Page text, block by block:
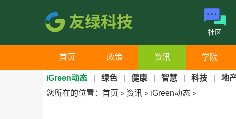
社区
首页 政策 资讯 学院
iGreen动态 | 绿色 | 健康 | 智慧 | 科技 | 地
您所在的位置： 首页 > 资讯 > iGreen动态 >